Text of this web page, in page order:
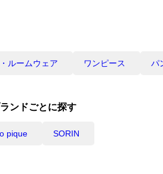
ワンピース パ
ルームウェア
ンドごとに探す
pique SORIN